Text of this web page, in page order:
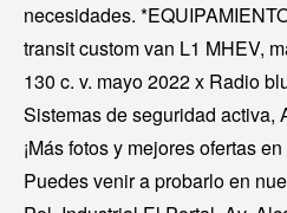
necesidades.
transit custom van L1 MHEV,
130 c. v. mayo 2022 x Radio
Sistemas de seguridad activa,
¡Más fotos y mejores ofertas
Puedes venir a probarlo en